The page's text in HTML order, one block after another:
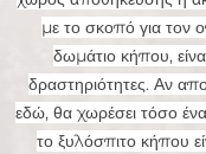
με το σκοπό για τον
δωμάτιο κήπου,
δραστηριότητες. Αν
εδώ, θα χωρέσει τόσο
το ξυλόσπιτο κήπου